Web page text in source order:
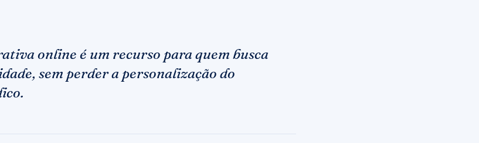
online é um recurso para quem busca
sem perder a personalização do